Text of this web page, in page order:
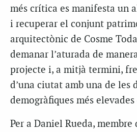
més crítica es manifesta un
i recuperar el conjunt
arquitectònic de Cosme
demanar l’aturada de
projecte i, a mitjà termini,
d’una ciutat amb una de les
demogràfiques més
Per a Daniel Rueda,